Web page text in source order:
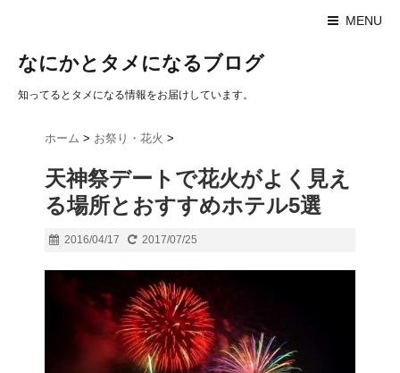
MENU
なにかとタメになるブログ
知ってるとタメになる情報をお届けしています。
ホーム > お祭り・花火 >
天神祭デートで花火がよく見え
る場所とおすすめホテル5選
2016/04/17 2017/07/25